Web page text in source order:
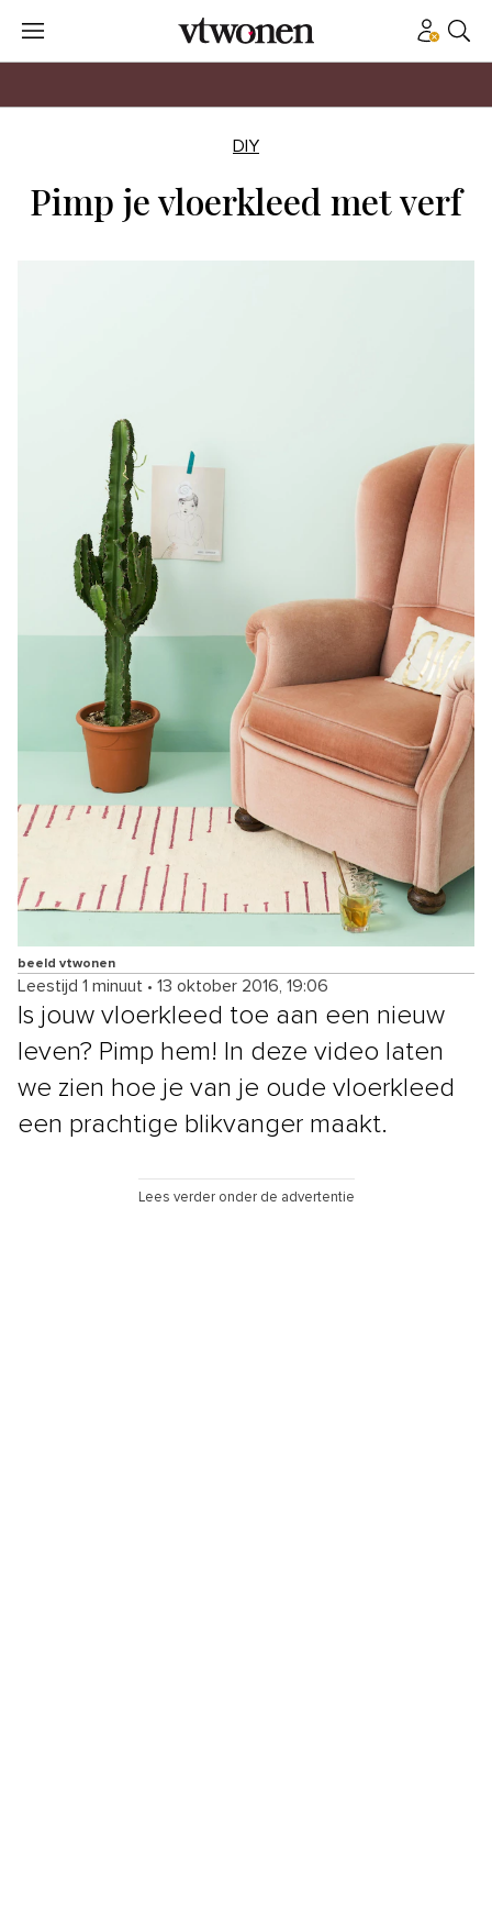
DIY
Pimp je vloerkleed met verf
beeld vtwonen
Leestijd 1 minuut • 13 oktober 2016, 19:06
Is jouw vloerkleed toe aan een nieuw
leven? Pimp hem! In deze video laten
we zien hoe je van je oude vloerkleed
een prachtige blikvanger maakt.
Lees verder onder de advertentie